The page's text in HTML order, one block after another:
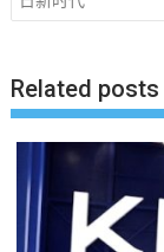
Related posts